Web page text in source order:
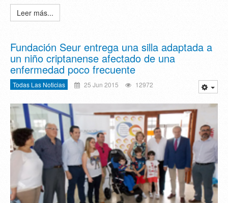
Leer más...
Fundación Seur entrega una silla adaptada a
un niño criptanense afectado de una
enfermedad poco frecuente
Todas Las Noticias 25 Jun 2015 12972